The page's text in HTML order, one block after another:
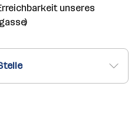
unseres